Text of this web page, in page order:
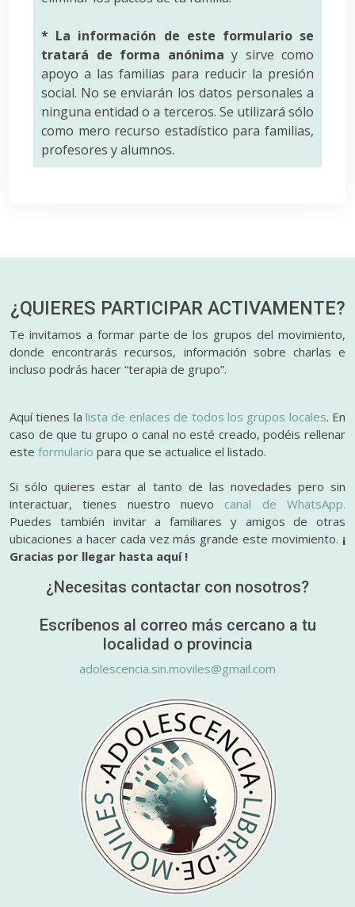
* La información de este formulario se
tratará de forma anónima y sirve como
apoyo a las familias para reducir la presión
social. No se enviarán los datos personales a
ninguna entidad o a terceros. Se utilizará sólo
como mero recurso estadístico para familias,
profesores y alumnos.
¿QUIERES PARTICIPAR ACTIVAMENTE?
Te invitamos a formar parte de los grupos del movimiento,
donde encontrarás recursos, información sobre charlas e
incluso podrás hacer “terapia de grupo”.
Aquí tienes lalista de enlaces de todos los grupos locales. En
caso de que tu grupo o canal no esté creado, podéis rellenar
este formulario para que se actualice el listado.
Si sólo quieres estar al tanto de las novedades pero sin
interactuar, tienes nuestro nuevo canal de WhatsApp.
Puedes también invitar a familiares y amigos de otras
ubicaciones a hacer cada vez más grande este movimiento. ¡
Gracias por llegar hasta aquí !
¿Necesitas contactar con nosotros?
Escríbenos al correo más cercano a tu
localidad o provincia
adolescencia.sin.moviles@gmail.com